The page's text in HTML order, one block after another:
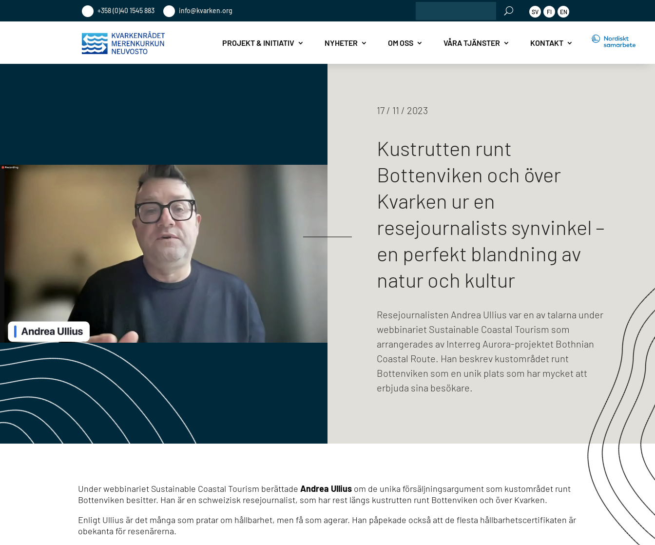
+358 (0)40 1545 883 info@kvarken.org
efter:
SV FI EN
PROJEKT & INITIATIV NYHETER OM OSS VÅRA TJÄNSTER KONTAKT
17 / 11 / 2023
Kustrutten runt
Bottenviken och över
Kvarken ur en
resejournalists synvinkel –
en perfekt blandning av
natur och kultur
Resejournalisten Andrea Ullius var en av talarna under
webbinariet Sustainable Coastal Tourism som
arrangerades av Interreg Aurora-projektet Bothnian
Coastal Route. Han beskrev kustområdet runt
Bottenviken som en unik plats som har mycket att
erbjuda sina besökare.
Underwebbinariet Sustainable Coastal Tourism berättade Andrea Ullius om de unika försäljningsargument som kustområdet runt
Bottenviken besitter. Han är en schweizisk resejournalist, som har rest längs kustrutten runt Bottenviken och över Kvarken.
Enligt Ullius är det många som pratar om hållbarhet, men få som agerar. Han påpekade också att de flesta hållbarhetscertifikaten är
obekanta för resenärerna.